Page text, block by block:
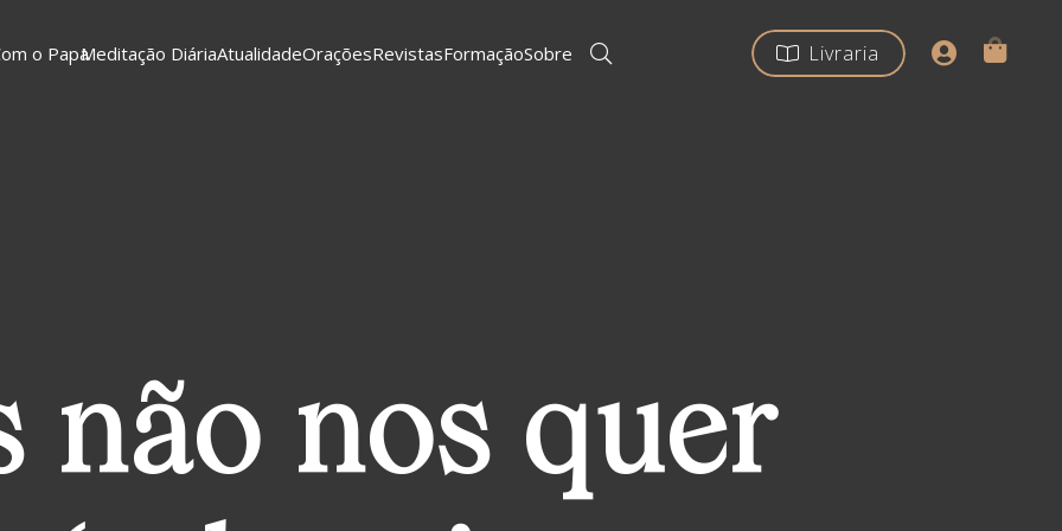
o PapaMeditação DiáriaAtualidadeOraçõesRevistasFormaçãoSobre Livraria
não nos quer